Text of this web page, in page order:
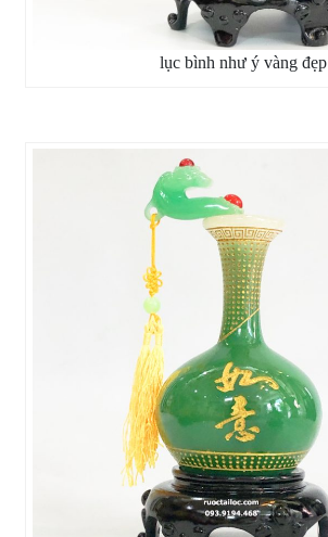
lục bình như ý vàng đẹp